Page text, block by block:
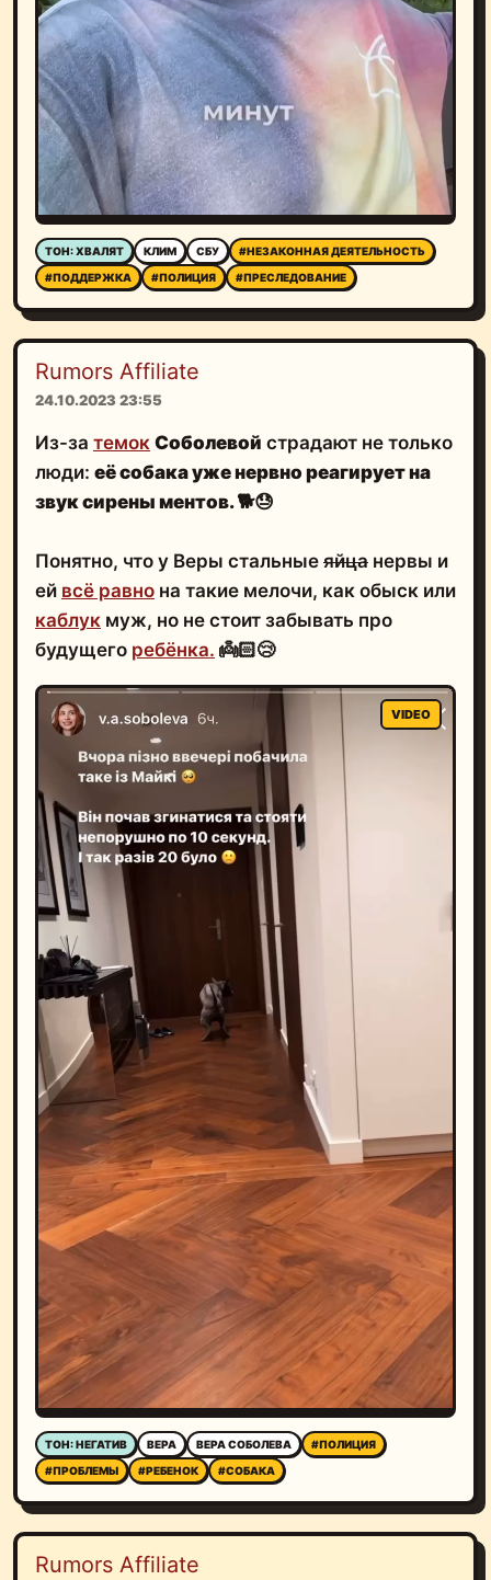
ТОН: ХВАЛЯТ КЛИМ СБУ
#НЕЗАКОННАЯ ДЕЯТЕЛЬНОСТЬ
#ПОДДЕРЖКА
#ПОЛИЦИЯ #ПРЕСЛЕДОВАНИЕ
Rumors Affiliate
24.10.2023 23:55
Из-за темок Соболевой страдают не только
люди: её собака уже нервно реагирует на
звук сирены ментов. 🐕😓
Понятно, что у Веры стальные яйца нервы и
ей всё равно на такие мелочи, как обыск или
каблук муж, но не стоит забывать про
будущего ребёнка. 👼🏻😢
ТОН: НЕГАТИВ ВЕРА ВЕРА СОБОЛЕВА
#ПОЛИЦИЯ
#ПРОБЛЕМЫ
#РЕБЕНОК #СОБАКА
Rumors Affiliate